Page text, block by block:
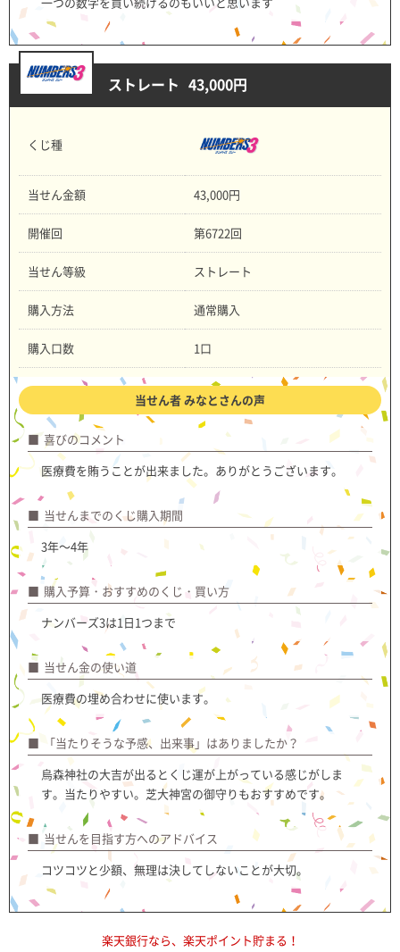
ストレート 43,000円
くじ種
当せん金額 43,000円
開催回 第6722回
当せん等級 ストレート
購入方法 通常購入
購入口数 1口
当せん者 みなとさんの声
喜びのコメント
医療費を賄うことが出来ました。ありがとうございます。
当せんまでのくじ購入期間
3年～4年
購入予算・おすすめのくじ・買い方
ナンバーズ3は1日1つまで
当せん金の使い道
医療費の埋め合わせに使います。
「当たりそうな予感、出来事」はありましたか？
烏森神社の大吉が出るとくじ運が上がっている感じがしま
す。当たりやすい。芝大神宮の御守りもおすすめです。
当せんを目指す方へのアドバイス
コツコツと少額、無理は決してしないことが大切。
楽天銀行なら、楽天ポイント貯まる！